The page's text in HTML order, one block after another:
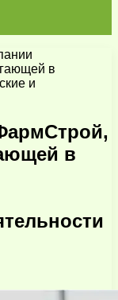
в
и
в